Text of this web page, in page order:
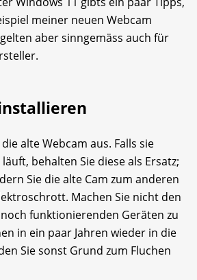
meiner neuen Webcam
aber sinngemäss auch für
alte Webcam aus. Falls sie
behalten Sie diese als Ersatz;
Sie die alte Cam zum anderen
Machen Sie nicht den
funktionierenden Geräten zu
in ein paar Jahren wieder in die
Sie sonst Grund zum Fluchen